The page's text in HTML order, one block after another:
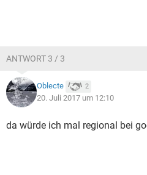
ANTWORT 3 / 3
Oblecte 2
20. Juli 2017 um 12:10
da würde ich mal regional bei